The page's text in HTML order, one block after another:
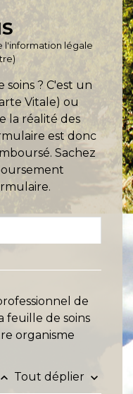
l'information légale
? C'est un
Vitale) ou
la réalité des
est donc
Sachez
de
feuille de soins
organisme
keyboard_arrow_up Tout déplier keyboard_arrow_down